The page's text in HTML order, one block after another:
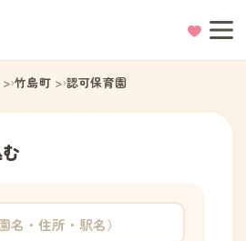
竹島町 認可保育園